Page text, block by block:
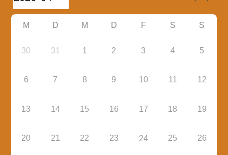
M D M D F S S
30 31 1 2 3 4 5
6 7 8 9 10 11 12
13 14 15 16 17 18 19
20 21 22 23 24 25 26